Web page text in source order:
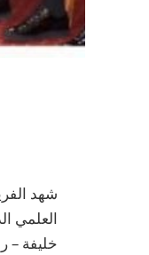
شهد
العلمي
خليفة –